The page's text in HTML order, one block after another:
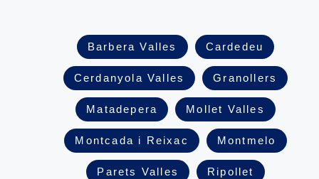
Barbera Valles Cardedeu
Cerdanyola Valles Granollers
Matadepera Mollet Valles
Montcada i Reixac Montmelo
Parets Valles Ripollet